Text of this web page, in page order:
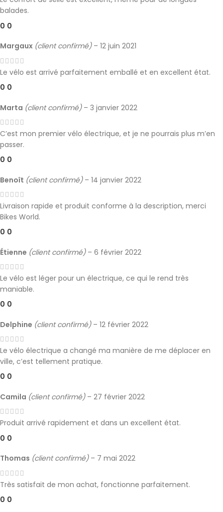
balades.
0 0
Margaux (client confirmé) – 12 juin 2021
Le vélo est arrivé parfaitement emballé et en excellent état.
0 0
Marta (client confirmé) – 3 janvier 2022
C’est mon premier vélo électrique, et je ne pourrais plus m’en
passer.
0 0
Benoît (client confirmé) – 14 janvier 2022
Livraison rapide et produit conforme à la description, merci
Bikes World.
0 0
Étienne (client confirmé) – 6 février 2022
Le vélo est léger pour un électrique, ce qui le rend très
maniable.
0 0
Delphine (client confirmé) – 12 février 2022
Le vélo électrique a changé ma manière de me déplacer en
ville, c’est tellement pratique.
0 0
Camila (client confirmé) – 27 février 2022
Produit arrivé rapidement et dans un excellent état.
0 0
Thomas (client confirmé) – 7 mai 2022
Très satisfait de mon achat, fonctionne parfaitement.
0 0